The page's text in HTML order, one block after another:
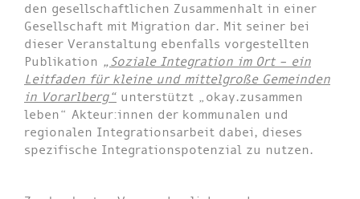
den gesellschaftlichen Zusammenhalt in einer
Gesellschaft mit Migration dar. Mit seiner bei
dieser Veranstaltung ebenfalls vorgestellten
Publikation „Soziale Integration im Ort – ein
Leitfaden für kleine und mittelgroße Gemeinden
in Vorarlberg“ unterstützt „okay.zusammen
leben“ Akteur:innen der kommunalen und
regionalen Integrationsarbeit dabei, dieses
spezifische Integrationspotenzial zu nutzen.